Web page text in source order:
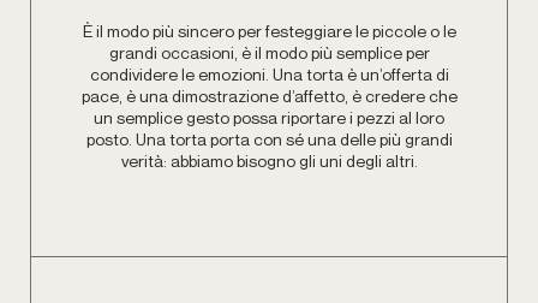
È il modo più sincero per festeggiare le piccole o le
grandi occasioni, è il modo più semplice per
condividere le emozioni. Una torta è un’offerta di
pace, è una dimostrazione d’affetto, è credere che
un semplice gesto possa riportare i pezzi al loro
posto. Una torta porta con sé una delle più grandi
verità: abbiamo bisogno gli uni degli altri.